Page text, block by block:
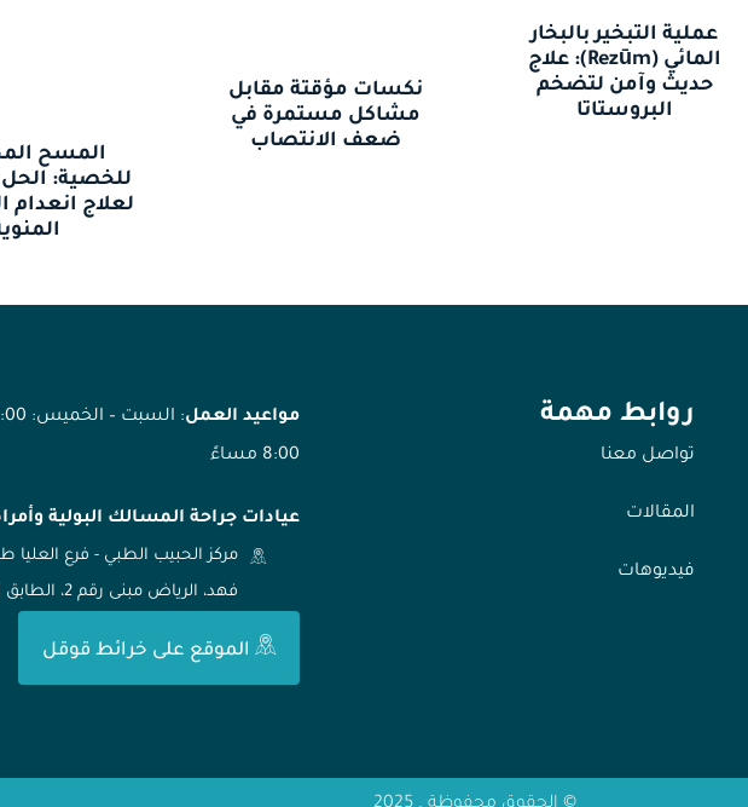
عملية التبخير بالبخار
المائي (Rezūm): علاج
حديث وآمن لتضخم
البروستاتا
نكسات مؤقتة مقابل
مشاكل مستمرة في
ضعف الانتصاب
المسح
للخصية: الحل
لعلاج انعدام
روابط مهمة
تواصل معنا
المقالات
فيديوهات
مواعيد العمل
8:00 مساءً
عيادات جراحة المسالك البولية
مركز الحبيب الطبي - فرع العليا
فهد، الرياض مبنى رقم 2، الطابق الخامس
الموقع على خرائط قوقل